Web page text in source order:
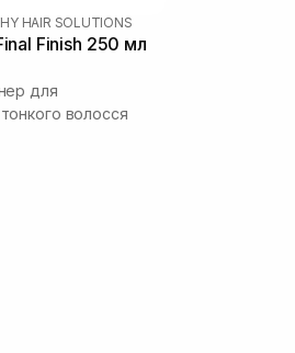
HAIR SOLUTIONS
Finish 250 мл
для
волосся